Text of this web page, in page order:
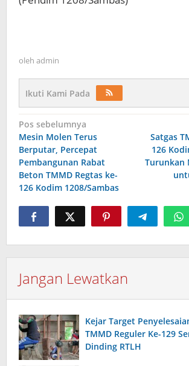
oleh admin
Ikuti Kami Pada
Navigasi
pos
Pos sebelumnya
Mesin Molen Terus
Berputar, Percepat
Pembangunan Rabat
Beton TMMD Regtas ke-
126 Kodim 1208/Sambas
Satgas
126
Turunkan
Jangan Lewatkan
Kejar Target
TMMD Reguler Ke-129
Dinding RTLH